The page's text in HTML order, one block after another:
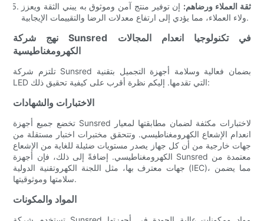
ثقة العملاء ورضاهم: إن توفير منتج آمن وموثوق به يبني الثقة ويعزز
ولاء العملاء، مما يؤدي إلى ارتفاع معدلات الرضا والتقييمات الإيجابية.
نهج شركة Sunsred في تكنولوجيا انعدام المجالات
الكهرومغناطيسية
تلتزم شركة Sunsred بضمان فعالية وسلامة أجهزة التجميل بتقنية
LED التي تقدمها. إليكم نظرة أقرب على كيفية تحقيق ذلك:
الاختبارات والشهادات
تخضع جميع أجهزة Sunsred لاختبارات مكثفة لضمان مطابقتها لمعيار
انعدام الإشعاع الكهرومغناطيسي. وتتحقق مختبرات اختبار مستقلة من
جهات خارجية من أن كل جهاز يصدر مستويات ضئيلة للغاية من الإشعاع
الكهرومغناطيسي. إضافةً إلى ذلك، فإن أجهزة Sunsred معتمدة من
جهات معترف بها، مثل اللجنة الكهروتقنية الدولية (IEC)، مما يضمن
سلامتها وموثوقيتها.
المواد والمكونات